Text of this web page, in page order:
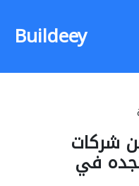
Buildeey
شركات
في